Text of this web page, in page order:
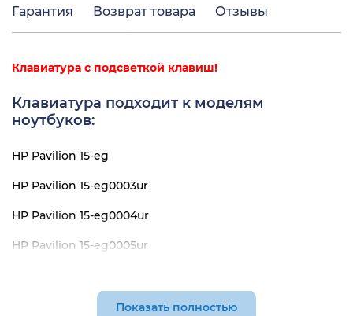
Гарантия Возврат товара Отзывы
Клавиатура с подсветкой клавиш!
Клавиатура подходит к моделям
ноутбуков:
HP Pavilion 15-eg
HP Pavilion 15-eg0003ur
HP Pavilion 15-eg0004ur
HP Pavilion 15-eg0005ur
HP Pavilion 15-eg0007urПоказать полностью